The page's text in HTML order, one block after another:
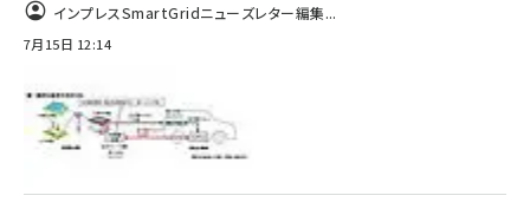
インプレスSmartGridニューズレター編集...
7月15日 12:14